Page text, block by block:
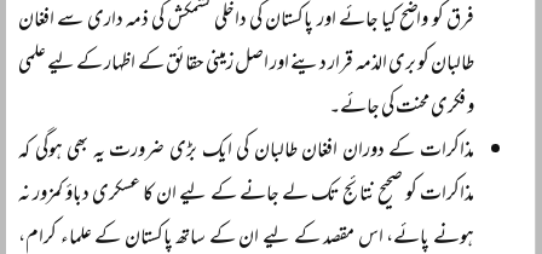
فرق کو واضح کیا جائے اور پاکستان کی داخلی کشمکش کی ذمہ داری سے افغان
طالبان کو بری الذمہ قرار دینے اور اصل زمینی حقائق کے اظہار کے لیے علمی
و فکری محنت کی جائے۔
مذاکرات کے دوران افغان طالبان کی ایک بڑی ضرورت یہ بھی ہوگی کہ
مذاکرات کو صحیح نتائج تک لے جانے کے لیے ان کا عسکری دباؤ کمزور نہ
ہونے پائے، اس مقصد کے لیے ان کے ساتھ پاکستان کے علماء کرام،